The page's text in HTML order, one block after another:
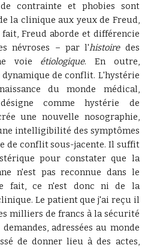
contrainte et phobies sont
la clinique aux yeux de Freud,
Freud aborde et différencie
névroses – par l'histoiredes
voie étiologique. En outre,
de conflit. L'hystérie
du monde médical,
comme hystérie de
une nouvelle nosographie,
intelligibilité des symptômes
de conflit sous-jacente. Il suffit
pour constater que la
n'est pas reconnue dans le
fait, ce n'est donc ni de la
Le patient que j'ai reçu il
milliers de francs à la sécurité
adressées au monde
de donner lieu à des actes,